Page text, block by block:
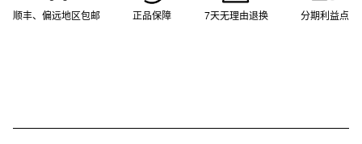
顺丰、偏远地区包邮 正品保障 7天无理由退换 分期利益点